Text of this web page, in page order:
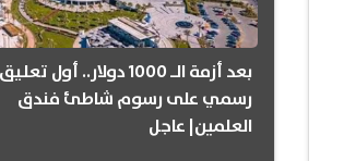
بعد أزمة الـ 1000 دولار.. أول تعليق
رسمي على رسوم شاطئ فندق
العلمين| عاجل